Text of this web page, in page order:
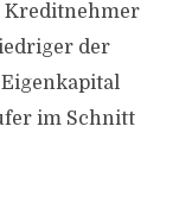
Kreditnehmer
der
im Schnitt